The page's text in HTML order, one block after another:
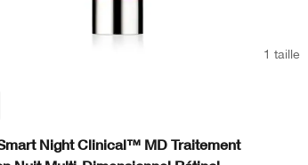
1 taille
Night Clinical™ MD Traitement